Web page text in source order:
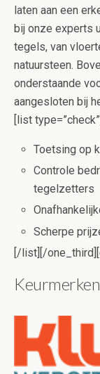
laten aan een
bij onze experts
tegels, van
natuursteen.
onderstaande
aangesloten bij
[list
Toetsing op
Controle
tegelzetters
Scherpe
[/list][/
Keurmerken